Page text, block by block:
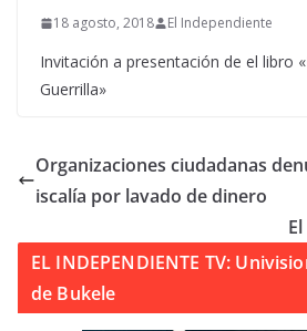
18 agosto, 2018 El Independiente
Invitación a presentación de el libro
Guerrilla»
Organizaciones ciudadanas
iscalía por lavado de dinero
EL INDEPENDIENTE TV:
de Bukele